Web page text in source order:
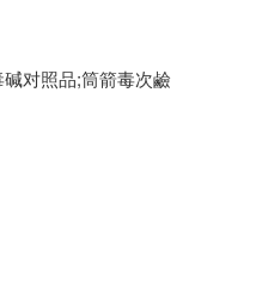
对照品;筒箭毒次鹼